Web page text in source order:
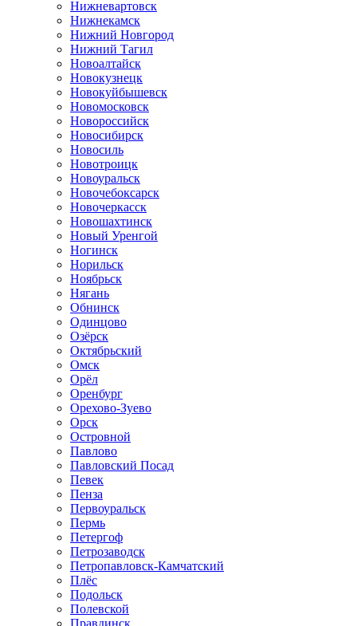
Нижневартовск
Нижнекамск
Нижний Новгород
Нижний Тагил
Новоалтайск
Новокузнецк
Новокуйбышевск
Новомосковск
Новороссийск
Новосибирск
Новосиль
Новотроицк
Новоуральск
Новочебоксарск
Новочеркасск
Новошахтинск
Новый Уренгой
Ногинск
Норильск
Ноябрьск
Нягань
Обнинск
Одинцово
Озёрск
Октябрьский
Омск
Орёл
Оренбург
Орехово-Зуево
Орск
Островной
Павлово
Павловский Посад
Певек
Пенза
Первоуральск
Пермь
Петергоф
Петрозаводск
Петропавловск-Камчатский
Плёс
Подольск
Полевской
Правдинск